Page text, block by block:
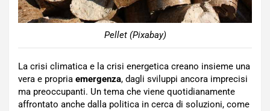
Pellet (Pixabay)
La crisi climatica e la crisi energetica creano insieme una
vera e propria emergenza, dagli sviluppi ancora imprecisi
ma preoccupanti. Un tema che viene quotidianamente
affrontato anche dalla politica in cerca di soluzioni, come